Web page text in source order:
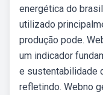
energética do
utilizado
produção pode.
um indicador
e sustentabilidade
refletindo. Webno